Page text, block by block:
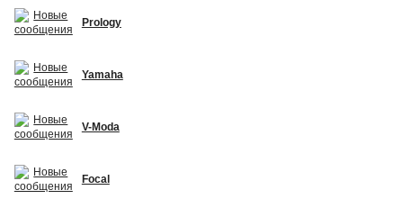
Prology
Yamaha
V-Moda
Focal